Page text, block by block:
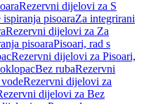
Rezervni dijelovi za S
pisoaraZa integrirani
Rezervni dijelovi za Za
pisoaraPisoari, rad s
Rezervni dijelovi za Pisoari,
Bez rubaRezervni
Rezervni dijelovi za
dijelovi za Bez